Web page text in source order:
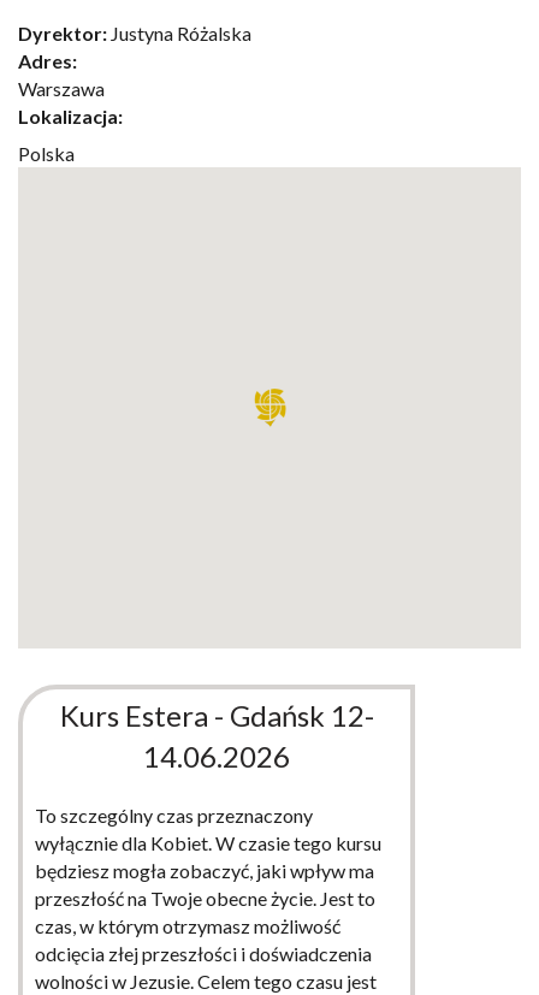
Dyrektor: Justyna Różalska
Adres:
Warszawa
Lokalizacja:
Polska
Kurs Estera - Gdańsk 12-
14.06.2026
To szczególny czas przeznaczony
wyłącznie dla Kobiet. W czasie tego kursu
będziesz mogła zobaczyć, jaki wpływ ma
przeszłość na Twoje obecne życie. Jest to
czas, w którym otrzymasz możliwość
odcięcia złej przeszłości i doświadczenia
wolności w Jezusie. Celem tego czasu jest